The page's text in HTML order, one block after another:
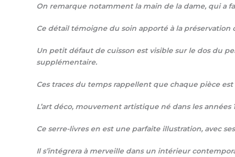
On remarque notamment la main de la dame, qui a
Ce détail témoigne du soin apporté à la
Un petit défaut de cuisson est visible sur le dos du
supplémentaire.
Ces traces du temps rappellent que chaque pièce
L’art déco, mouvement artistique né dans les
Ce serre-livres en est une parfaite illustration, avec
Il s’intégrera à merveille dans un intérieur